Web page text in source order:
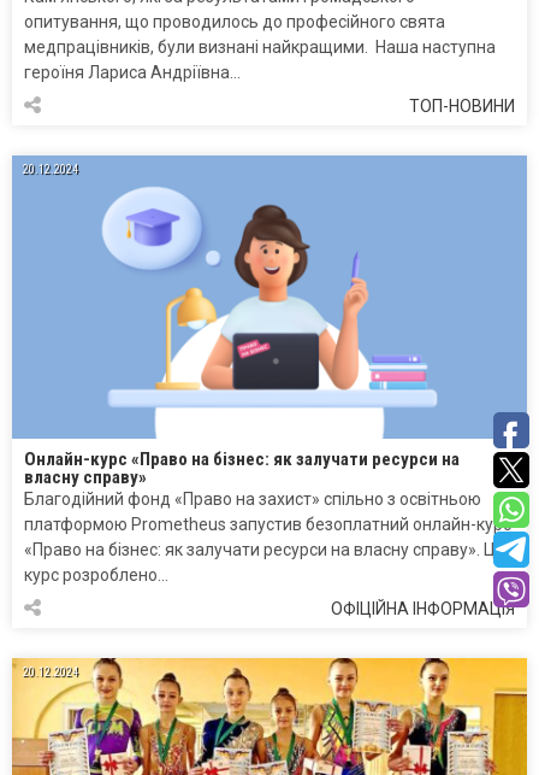
опитування, що проводилось до професійного свята
медпрацівників, були визнані найкращими. Наша наступна
героїня Лариса Андріївна…
ТОП-НОВИНИ
20.12.2024
Онлайн-курс «Право на бізнес: як залучати ресурси на
власну справу»
Благодійний фонд «Право на захист» спільно з освітньою
платформою Prometheus запустив безоплатний онлайн-курс
«Право на бізнес: як залучати ресурси на власну справу». Цей
курс розроблено…
ОФІЦІЙНА ІНФОРМАЦІЯ
20.12.2024